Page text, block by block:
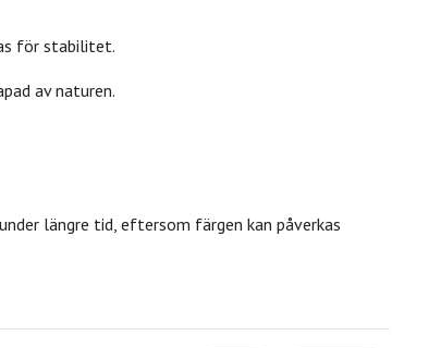
för stabilitet.
av naturen.
längre tid, eftersom färgen kan påverkas